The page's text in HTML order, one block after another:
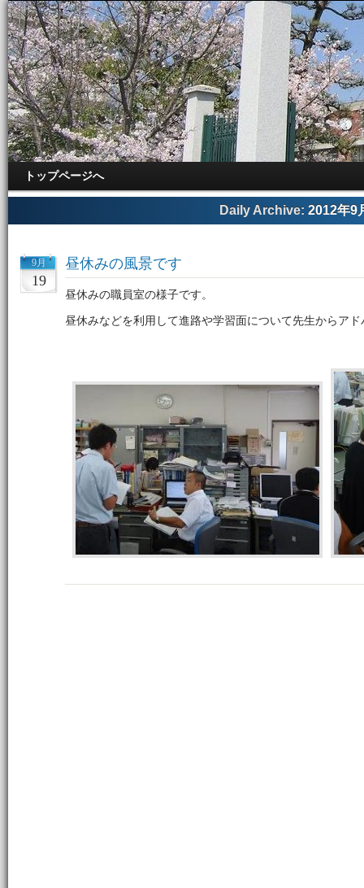
トップページへ
Daily Archive: 2012年9
9月
19
昼休みの風景です
昼休みの職員室の様子です。
昼休みなどを利用して進路や学習面について先生からア